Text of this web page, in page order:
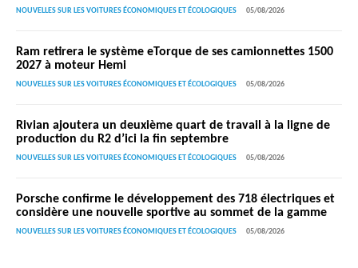
NOUVELLES SUR LES VOITURES ÉCONOMIQUES ET ÉCOLOGIQUES 05/08/2026
Ram retirera le système eTorque de ses camionnettes 1500
2027 à moteur Hemi
NOUVELLES SUR LES VOITURES ÉCONOMIQUES ET ÉCOLOGIQUES 05/08/2026
Rivian ajoutera un deuxième quart de travail à la ligne de
production du R2 d’ici la fin septembre
NOUVELLES SUR LES VOITURES ÉCONOMIQUES ET ÉCOLOGIQUES 05/08/2026
Porsche confirme le développement des 718 électriques et
considère une nouvelle sportive au sommet de la gamme
NOUVELLES SUR LES VOITURES ÉCONOMIQUES ET ÉCOLOGIQUES 05/08/2026